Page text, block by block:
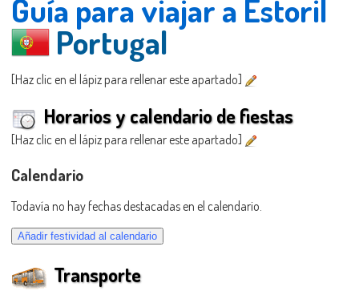
Guía para viajar a Estoril
Portugal
[Haz clic en el lápiz para rellenar este apartado]
Horarios y calendario de fiestas
[Haz clic en el lápiz para rellenar este apartado]
Calendario
Todavía no hay fechas destacadas en el calendario.
Transporte